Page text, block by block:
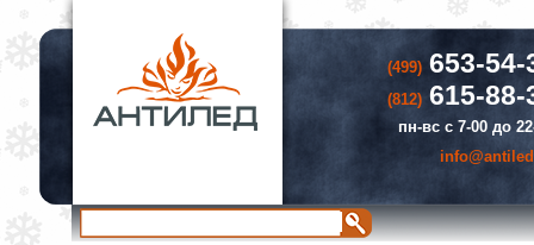
(499)653-54-
(812)615-88-
пн-вс с 7-00 до